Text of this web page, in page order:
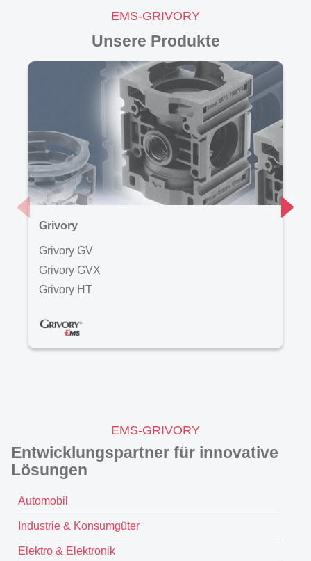
EMS-GRIVORY
Unsere Produkte
Grivory
Grivory GV
Grivory GVX
Grivory HT
EMS-GRIVORY
Entwicklungspartner für innovative
Lösungen
Automobil
Industrie & Konsumgüter
Elektro & Elektronik